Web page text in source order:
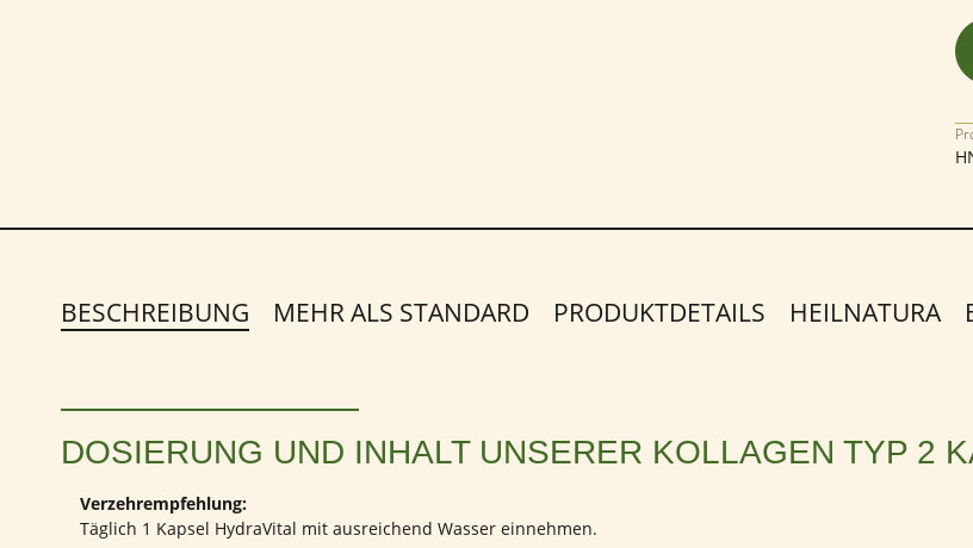
BESCHREIBUNG MEHR ALS STANDARD PRODUKTDETAILS HEILNATURA
DOSIERUNG UND INHALT UNSERER KOLLAGEN TYP 2
Verzehrempfehlung:
Täglich 1 Kapsel HydraVital mit ausreichend Wasser einnehmen.